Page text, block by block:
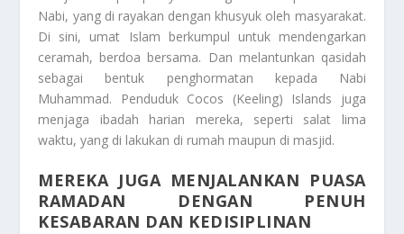
Nabi, yang di rayakan dengan khusyuk oleh masyarakat.
Di sini, umat Islam berkumpul untuk mendengarkan
ceramah, berdoa bersama. Dan melantunkan qasidah
sebagai bentuk penghormatan kepada Nabi
Muhammad. Penduduk Cocos (Keeling) Islands juga
menjaga ibadah harian mereka, seperti salat lima
waktu, yang di lakukan di rumah maupun di masjid.
MEREKA JUGA MENJALANKAN PUASA
RAMADAN DENGAN PENUH
KESABARAN DAN KEDISIPLINAN